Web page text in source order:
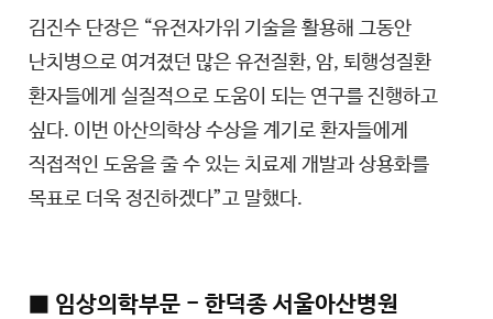
김진수 단장은 “유전자가위 기술을 활용해 그동안
난치병으로 여겨졌던 많은 유전질환, 암, 퇴행성질환
환자들에게 실질적으로 도움이 되는 연구를 진행하고
싶다. 이번 아산의학상 수상을 계기로 환자들에게
직접적인 도움을 줄 수 있는 치료제 개발과 상용화를
목표로 더욱 정진하겠다”고 말했다.
■ 임상의학부문 - 한덕종 서울아산병원